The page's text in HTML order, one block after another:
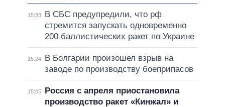
15:33
В СБС предупредили, что рф
стремится запускать одновременно
200 баллистических ракет по Украине
15:24
В Болгарии произошел взрыв на
заводе по производству боеприпасов
15:05
Россия с апреля приостановила
производство ракет «Кинжал» и